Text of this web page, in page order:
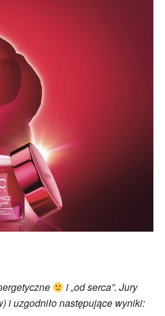
i „od serca”. Jury
i uzgodniło następujące wyniki: